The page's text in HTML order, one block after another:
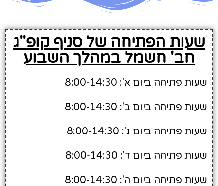
שעות הפתיחה של סניף קופ"ג
חב' חשמל במהלך השבוע
שעות פתיחה ביום א': 8:00-14:30
שעות פתיחה ביום ב': 8:00-14:30
שעות פתיחה ביום ג': 8:00-14:30
שעות פתיחה ביום ד': 8:00-14:30
שעות פתיחה ביום ה': 8:00-14:30